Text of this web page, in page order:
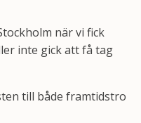
när vi fick
inte gick att få tag
till både framtidstro